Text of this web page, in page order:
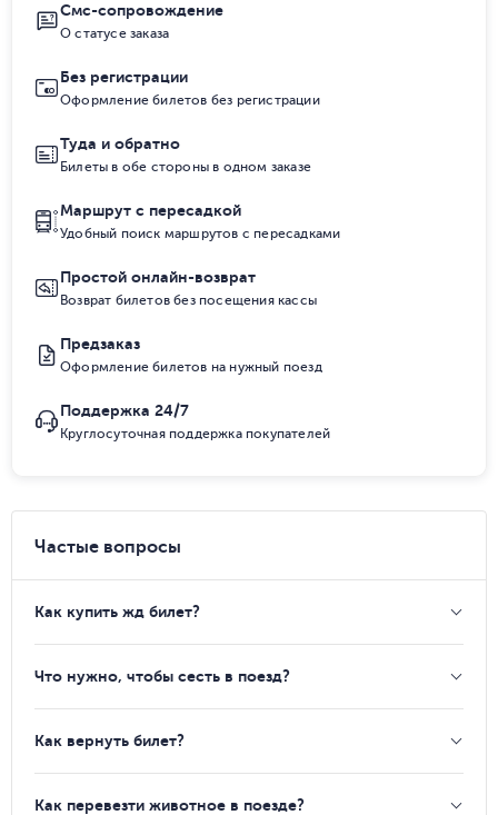
Смс-сопровождение
О статусе заказа
Без регистрации
Оформление билетов без регистрации
Туда и обратно
Билеты в обе стороны в одном заказе
Маршрут с пересадкой
Удобный поиск маршрутов с пересадками
Простой онлайн-возврат
Возврат билетов без посещения кассы
Предзаказ
Оформление билетов на нужный поезд
Поддержка 24/7
Круглосуточная поддержка покупателей
Частые вопросы
Как купить жд билет?
Что нужно, чтобы сесть в поезд?
Как вернуть билет?
Как перевезти животное в поезде?